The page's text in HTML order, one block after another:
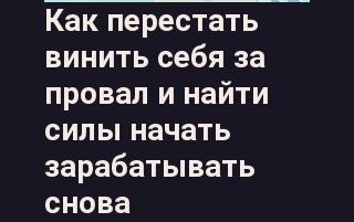
Как перестать
винить себя за
провал и найти
силы начать
зарабатывать
снова